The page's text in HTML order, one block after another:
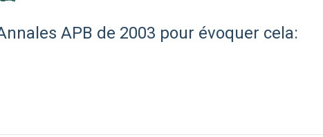
APB de 2003 pour évoquer cela: